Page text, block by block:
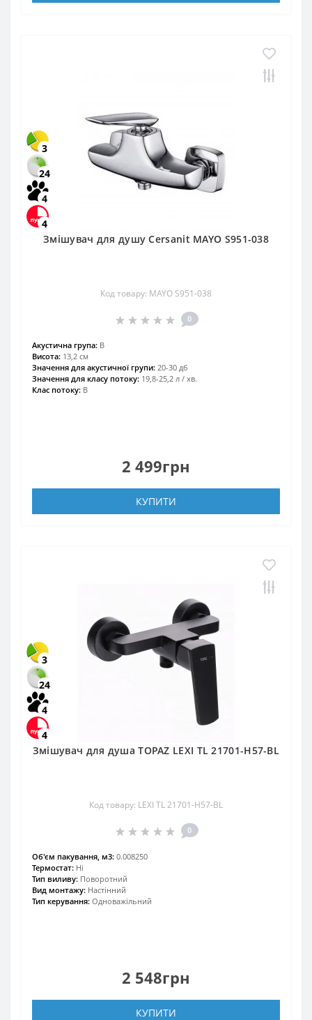
3
24
4
4
Змішувач для душу Cersanit MAYO S951-038
Код товару: MAYO S951-038
0
Акустична група: В
Висота: 13,2 см
Значення для акустичної групи: 20-30 дб
Значення для класу потоку: 19,8-25,2 л / хв.
Клас потоку: В
2 499грн
КУПИТИ
3
24
4
4
Змішувач для душа TOPAZ LEXI TL 21701-H57-BL
Код товару: LEXI TL 21701-H57-BL
0
Об'єм пакування, м3: 0.008250
Термостат: Ні
Тип виливу: Поворотний
Вид монтажу: Настінний
Тип керування: Одноважільний
2 548грн
КУПИТИ